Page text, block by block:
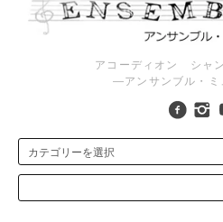
アコーディオン シャ
―アンサンブル・